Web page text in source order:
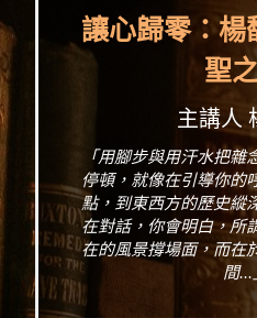
讓心歸零：楊
聖
主講人
「用腳步與用汗水把雜
停頓，就像在引導你的
點，到東西方的歷史縱
在對話，你會明白，所
在的風景撐場面，而在
間...